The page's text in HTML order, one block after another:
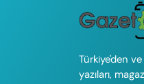
Türkiye'den
yazıları,